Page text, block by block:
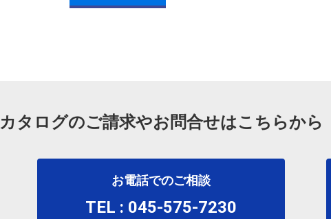
カタログのご請求やお問合せはこちらから
お電話でのご相談
TEL : 045-575-7230